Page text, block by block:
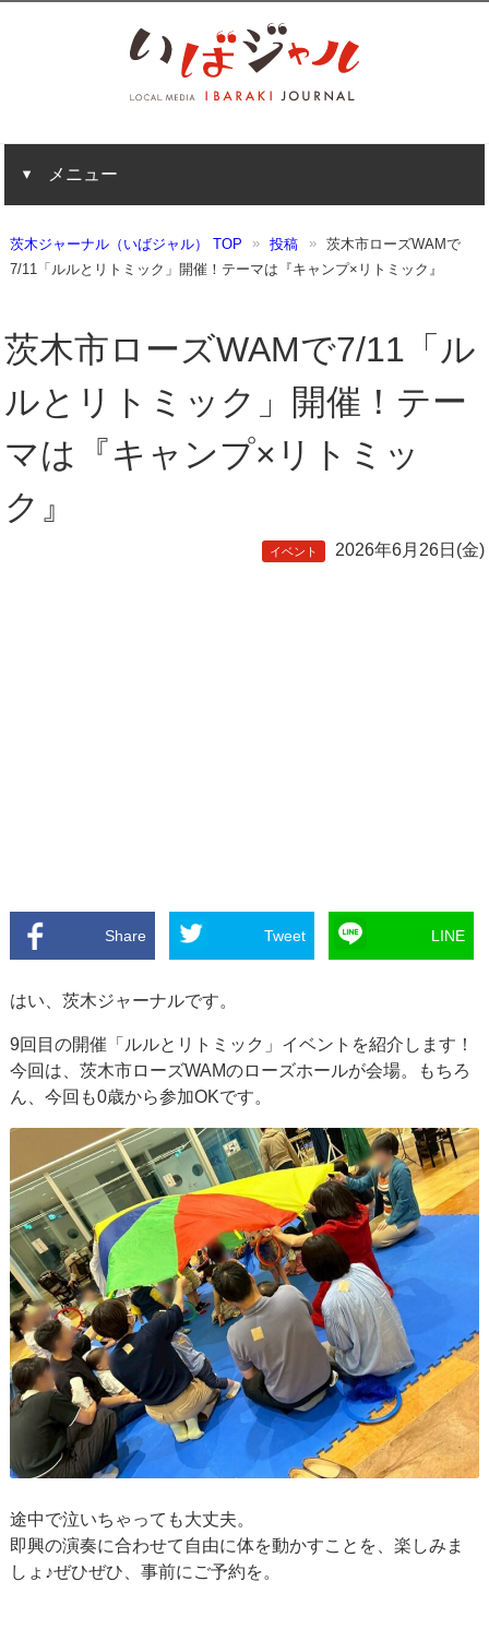
メニュー
茨木ジャーナル（いばジャル） TOP 投稿
茨木市ローズWAMで
7/11「ルルとリトミック」開催！テーマは『キャンプ×リトミック』
茨木市ローズWAMで7/11「ル
ルとリトミック」開催！テー
マは『キャンプ×リトミッ
ク』
イベント 2026年6月26日(金)
Share Tweet LINE
はい、茨木ジャーナルです。
9回目の開催「ルルとリトミック」イベントを紹介します！
今回は、茨木市ローズWAMのローズホールが会場。もちろ
ん、今回も0歳から参加OKです。
途中で泣いちゃっても大丈夫。
即興の演奏に合わせて自由に体を動かすことを、楽しみま
しょ♪ぜひぜひ、事前にご予約を。